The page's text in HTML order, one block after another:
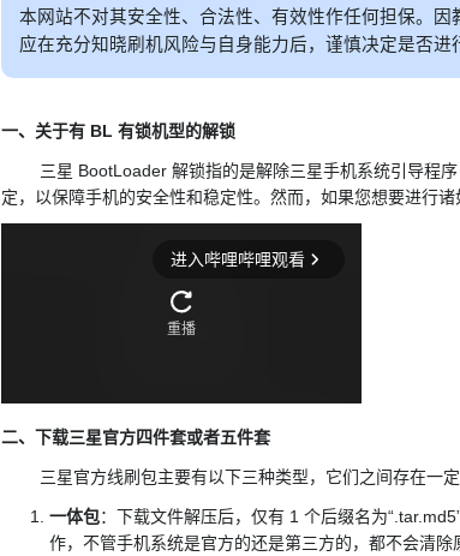
本网站不对其安全性、合法性、有效性作任何担保。
应在充分知晓刷机风险与自身能力后，谨慎决定是否进
一、关于有 BL 有锁机型的解锁
三星 BootLoader 解锁指的是解除三星手机系统引导程序
定，以保障手机的安全性和稳定性。然而，如果您想要进行
二、下载三星官方四件套或者五件套
三星官方线刷包主要有以下三种类型，它们之间存在一定
一体包：下载文件解压后，仅有 1 个后缀名为
作，不管手机系统是官方的还是第三方的，都不会清